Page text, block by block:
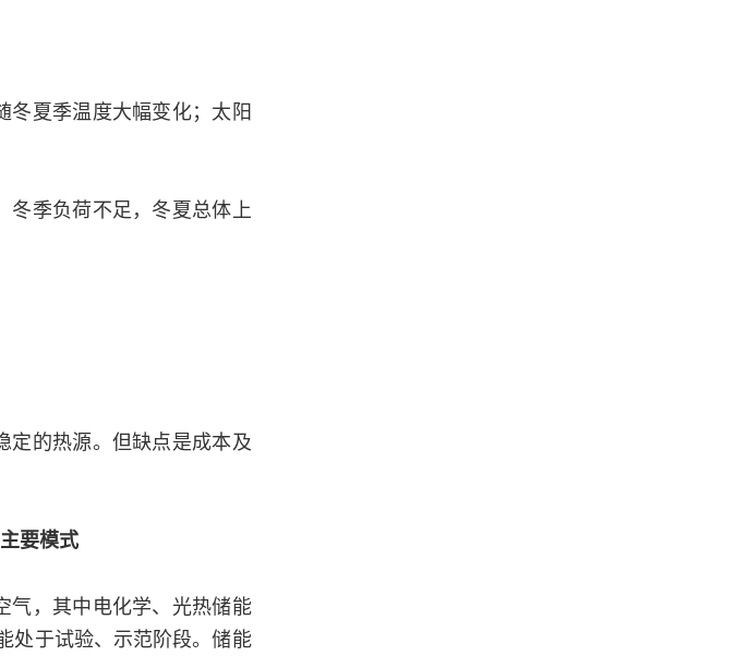
冬夏季温度大幅变化；太阳
冬季负荷不足，冬夏总体上
定的热源。但缺点是成本及
要模式
气，其中电化学、光热储能
处于试验、示范阶段。储能